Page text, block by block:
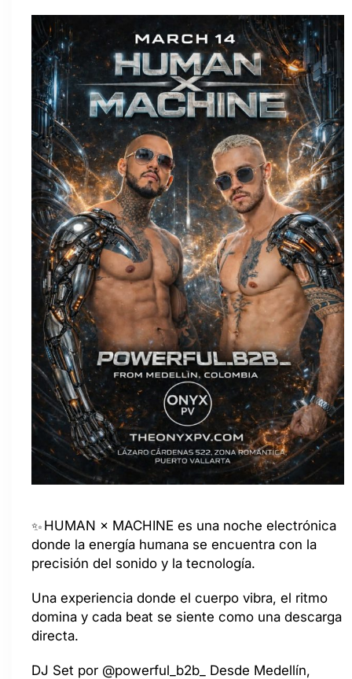
HUMAN × MACHINE es una noche electrónica
donde la energía humana se encuentra con la
precisión del sonido y la tecnología.
Una experiencia donde el cuerpo vibra, el ritmo
domina y cada beat se siente como una descarga
directa.
DJ Set por @powerful_b2b_ Desde Medellín,